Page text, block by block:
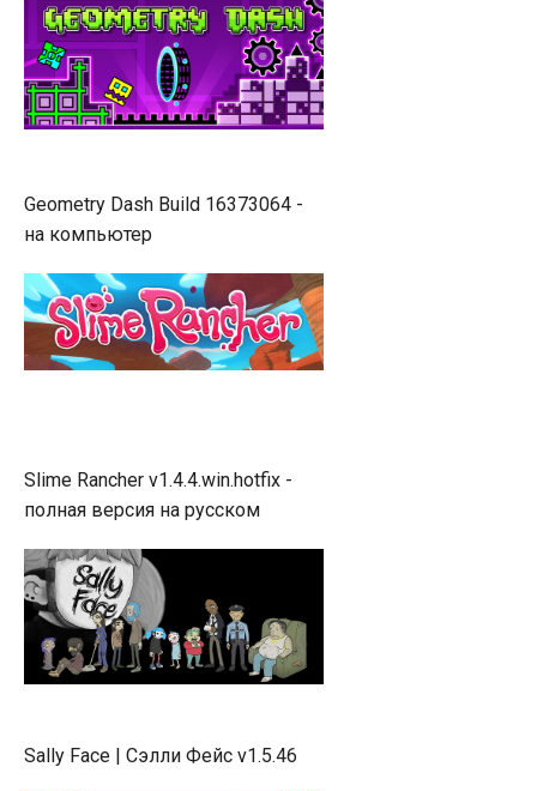
Geometry Dash Build 16373064 -
на компьютер
Slime Rancher v1.4.4.win.hotfix -
полная версия на русском
Sally Face | Сэлли Фейс v1.5.46